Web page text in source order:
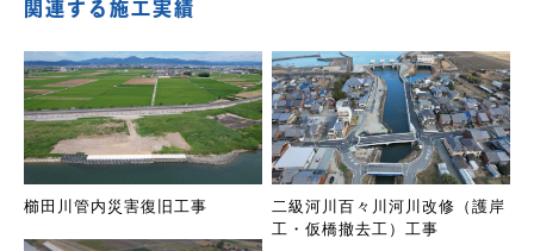
事業内容
関連する施工実績
櫛田川管内災害復旧工事
二級河川百々川河川改修（護岸
工・仮橋撤去工）工事